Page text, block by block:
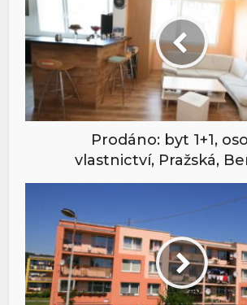
Prodáno: byt 1+1,
vlastnictví, Pražská,